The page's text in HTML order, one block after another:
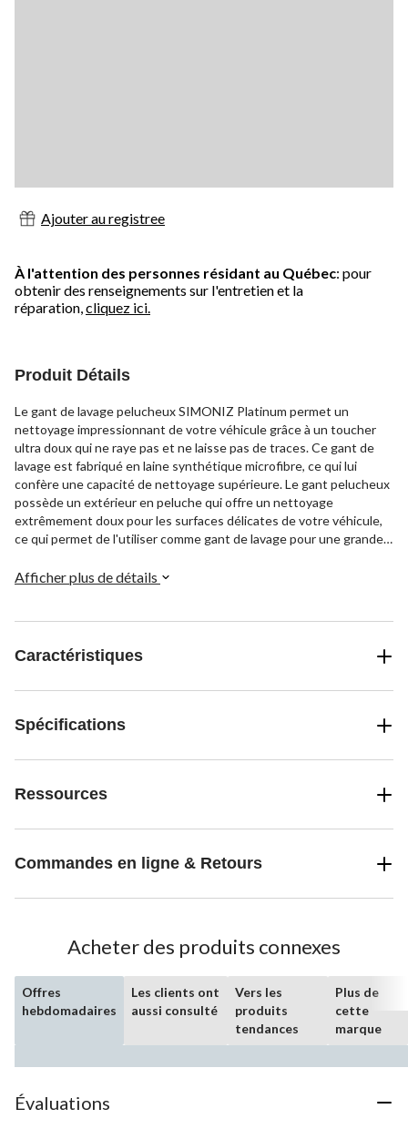
Ajouter au registree
À l'attention des personnes résidant au Québec: pour
obtenir des renseignements sur l'entretien et la
réparation,cliquez ici.
Produit Détails
Le gant de lavage pelucheux SIMONIZ Platinum permet un
nettoyage impressionnant de votre véhicule grâce à un toucher
ultra doux qui ne raye pas et ne laisse pas de traces. Ce gant de
lavage est fabriqué en laine synthétique microfibre, ce qui lui
confère une capacité de nettoyage supérieure. Le gant pelucheux
possède un extérieur en peluche qui offre un nettoyage
extrêmement doux pour les surfaces délicates de votre véhicule,
ce qui permet de l'utiliser comme gant de lavage pour une grande
peut constituer un choix polyvalent pour tous ceux qui lavent
Afficher plus de détails
Caractéristiques
Spécifications
Ressources
Commandes en ligne & Retours
Acheter des produits connexes
Offres
hebdomadaires
Les clients ont
aussi consulté
Vers les
produits
tendances
Plus de
cette
marque
Évaluations